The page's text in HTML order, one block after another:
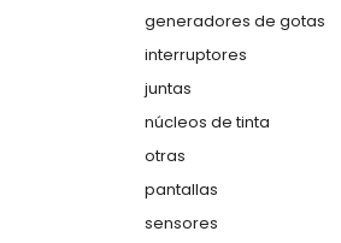
generadores de gotas
interruptores
juntas
núcleos de tinta
otras
pantallas
sensores